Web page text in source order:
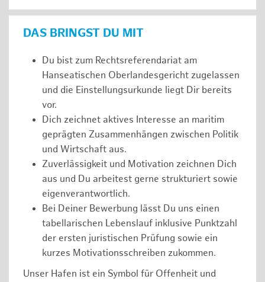
DAS BRINGST DU MIT
Du bist zum Rechtsreferendariat am
Hanseatischen Oberlandesgericht zugelassen
und die Einstellungsurkunde liegt Dir bereits
vor.
Dich zeichnet aktives Interesse an maritim
geprägten Zusammenhängen zwischen Politik
und Wirtschaft aus.
Zuverlässigkeit und Motivation zeichnen Dich
aus und Du arbeitest gerne strukturiert sowie
eigenverantwortlich.
Bei Deiner Bewerbung lässt Du uns einen
tabellarischen Lebenslauf inklusive Punktzahl
der ersten juristischen Prüfung sowie ein
kurzes Motivationsschreiben zukommen.
Unser Hafen ist ein Symbol für Offenheit und